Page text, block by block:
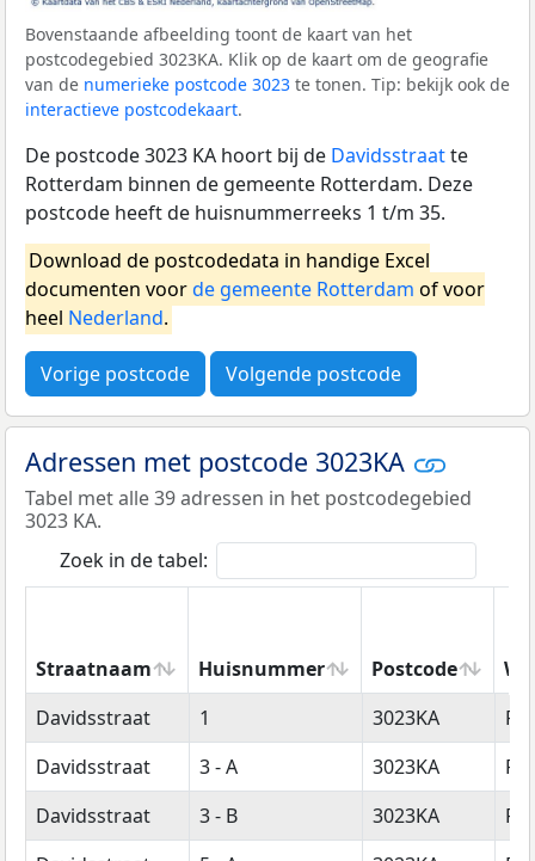
Bovenstaande afbeelding toont de kaart van het
postcodegebied 3023KA. Klik op de kaart om de geografie
van de numerieke postcode 3023 te tonen. Tip: bekijk ook de
interactieve postcodekaart.
De postcode 3023 KA hoort bij de Davidsstraatte
Rotterdam binnen de gemeente Rotterdam. Deze
postcode heeft de huisnummerreeks 1 t/m 35.
Download de postcodedata in handige Excel
documenten voorde gemeente Rotterdam of voor
heel Nederland.
Vorige postcode Volgende postcode
Adressen met postcode 3023KA
Tabel met alle 39 adressen in het postcodegebied
3023 KA.
Zoek in de tabel:
Straatnaam Huisnummer Postcode
Straatnaam
Huisnummer Postcode
Davidsstraat 1 3023KA
Davidsstraat
3 - A 3023KA
Davidsstraat
3 - B 3023KA